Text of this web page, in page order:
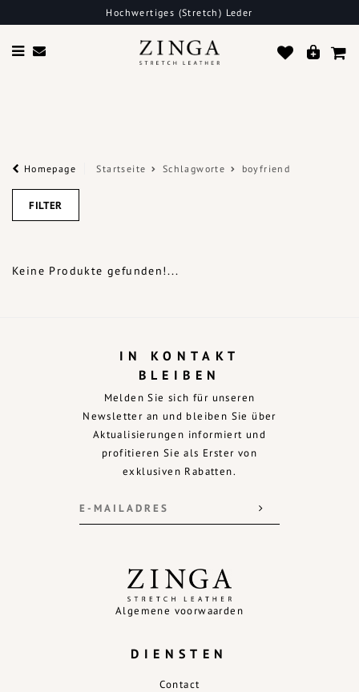
Hochwertiges (Stretch) Leder
Homepage Startseite Schlagworte boyfriend
FILTER
Keine Produkte gefunden!...
Algemene voorwaarden
DIENSTEN
Contact
IN KONTAKT
BLEIBEN
Melden Sie sich für unseren
Newsletter an und bleiben Sie über
Aktualisierungen informiert und
profitieren Sie als Erster von
exklusiven Rabatten.